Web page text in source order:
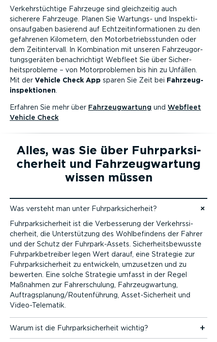
Verkehr­stüchtige Fahrzeuge sind gleich­zeitig auch
sicherere Fahrzeuge. Planen Sie Wartungs- und Inspek­ti­
ons­auf­gaben basierend auf Echtzeit­in­for­ma­tionen zu den
gefahrenen Kilometern, den Motor­be­triebs­stunden oder
dem Zeitin­tervall. In Kombination mit unseren Fahrzeu­g­or­
tungs­ge­räten benach­richtigt Webfleet Sie über Sicher­
heits­pro­bleme – von Motor­pro­blemen bis hin zu Unfällen.
Mit der Vehicle Check App sparen Sie Zeit bei Fahrzeug­
in­spek­tionen.
Erfahren Sie mehr über Fahrzeug­wartung und Webfleet
Vehicle Check
Alles, was Sie über Fuhrpark­si­
cherheit und Fahrzeug­wartung
wissen müssen
Was versteht man unter Fuhrpark­si­cherheit?
Zum Inhalt
Fuhrpark­si­cherheit ist die Verbes­serung der Verkehrs­si­
cherheit, die Unter­stützung des Wohlbe­findens der Fahrer
und der Schutz der Fuhrpar­k-Assets. Sicher­heits­be­wusste
Fuhrpark­be­treiber legen Wert darauf, eine Strategie zur
Fuhrpark­si­cherheit zu entwickeln, umzusetzen und zu
bewerten. Eine solche Strategie umfasst in der Regel
Maßnahmen zur Fahrer­schulung, Fahrzeug­wartung,
Auftrags­planung/Routen­führung, Asset-­Si­cherheit und
Video-­T­e­le­matik.
Warum ist die Fuhrpark­si­cherheit wichtig?